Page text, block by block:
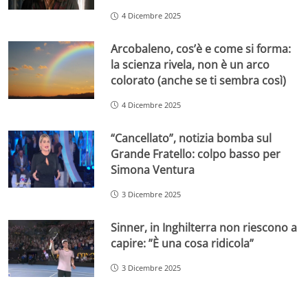
4 Dicembre 2025
Arcobaleno, cos’è e come si forma:
la scienza rivela, non è un arco
colorato (anche se ti sembra così)
4 Dicembre 2025
“Cancellato”, notizia bomba sul
Grande Fratello: colpo basso per
Simona Ventura
3 Dicembre 2025
Sinner, in Inghilterra non riescono a
capire: ”È una cosa ridicola”
3 Dicembre 2025